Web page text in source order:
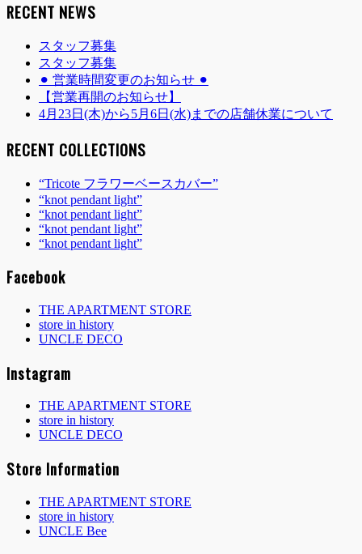
RECENT NEWS
スタッフ募集
スタッフ募集
⚫︎ 営業時間変更のお知らせ ⚫︎
【営業再開のお知らせ】
4月23日(木)から5月6日(水)までの店舗休業について
RECENT COLLECTIONS
“Tricote フラワーベースカバー”
“knot pendant light”
“knot pendant light”
“knot pendant light”
“knot pendant light”
Facebook
THE APARTMENT STORE
store in history
UNCLE DECO
Instagram
THE APARTMENT STORE
store in history
UNCLE DECO
Store Information
THE APARTMENT STORE
store in history
UNCLE Bee